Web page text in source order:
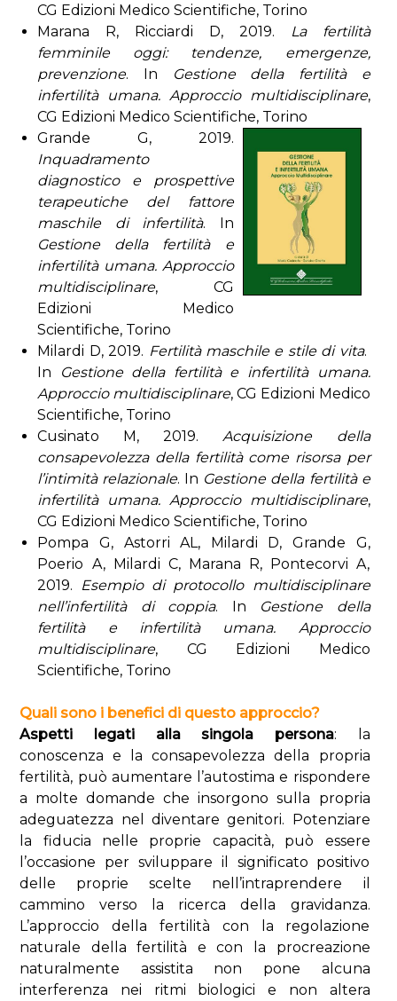
CG Edizioni Medico Scientifiche, Torino
Marana R, Ricciardi D, 2019.
La fertilità
femminile oggi: tendenze, emergenze,
prevenzione. In
Gestione della fertilità e
infertilità umana. Approccio multidisciplinare,
CG Edizioni Medico Scientifiche, Torino
Grande G, 2019.
Inquadramento
diagnostico e prospettive
terapeutiche del fattore
maschile di infertilità. In
Gestione della fertilità e
infertilità umana. Approccio
multidisciplinare, CG
Edizioni Medico
Scientifiche, Torino
Milardi D, 2019. Fertilità maschile e stile di vita.
In
Gestione della fertilità e infertilità umana.
Approccio multidisciplinare, CG Edizioni Medico
Scientifiche, Torino
Cusinato M, 2019. Acquisizione della
consapevolezza della fertilità come risorsa per
l’intimità relazionale. In Gestione della fertilità e
infertilità umana. Approccio multidisciplinare,
CG Edizioni Medico Scientifiche, Torino
Pompa G, Astorri AL, Milardi D, Grande G,
Poerio A, Milardi C, Marana R, Pontecorvi A,
2019. Esempio di protocollo multidisciplinare
nell’infertilità di coppia. In
Gestione della
fertilità e infertilità umana. Approccio
multidisciplinare, CG Edizioni Medico
Scientifiche, Torino
Quali sono i benefici di questo approccio?
Aspetti legati alla singola persona: la
conoscenza e la consapevolezza della propria
fertilità, può aumentare l’autostima e rispondere
a molte domande che insorgono sulla propria
adeguatezza nel diventare genitori. Potenziare
la fiducia nelle proprie capacità, può essere
l’occasione per sviluppare il significato positivo
delle proprie scelte nell’intraprendere il
cammino verso la ricerca della gravidanza.
L’approccio della fertilità con la regolazione
naturale della fertilità e con la procreazione
naturalmente assistita non pone alcuna
interferenza nei ritmi biologici e non altera